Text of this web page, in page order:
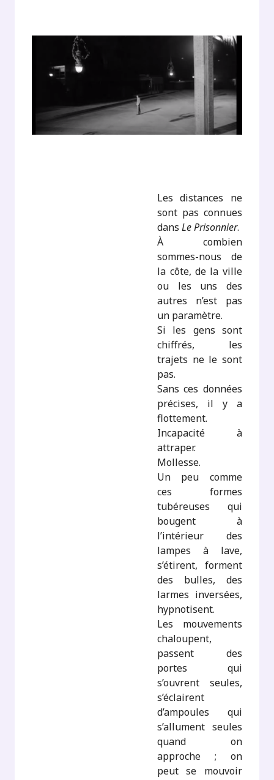
Les distances ne
sont pas connues
dansLe Prisonnier.
À combien
sommes-nous de
la côte, de la ville
ou les uns des
autres n’est pas
un paramètre.
Si les gens sont
chiffrés, les
trajets ne le sont
pas.
Sans ces données
précises, il y a
flottement.
Incapacité à
attraper.
Mollesse.
Un peu comme
ces formes
tubéreuses qui
bougent à
l’intérieur des
lampes à lave,
s’étirent, forment
des bulles, des
larmes inversées,
hypnotisent.
Les mouvements
chaloupent,
passent des
portes qui
s’ouvrent seules,
s’éclairent
d’ampoules qui
s’allument seules
quand on
approche ; on
peut se mouvoir